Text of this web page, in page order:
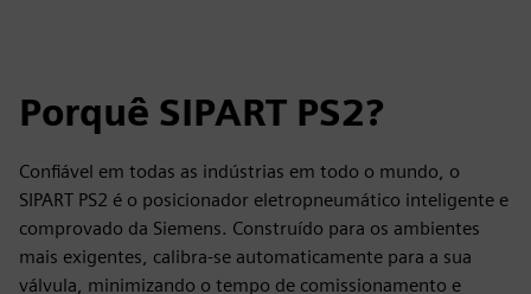
Porquê SIPART PS2?
Confiável em todas as indústrias em todo o mundo, o
SIPART PS2 é o posicionador eletropneumático inteligente e
comprovado da Siemens. Construído para os ambientes
mais exigentes, calibra-se automaticamente para a sua
válvula, minimizando o tempo de comissionamento e